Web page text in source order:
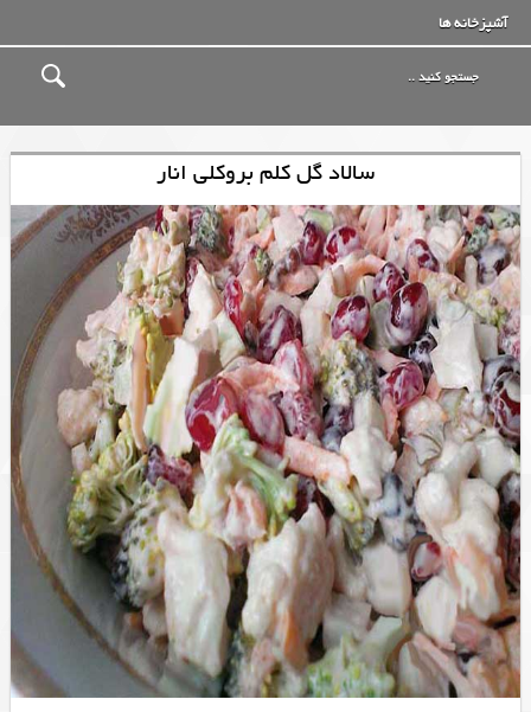
آشپزخانه ها
سالاد گل کلم بروکلی انار